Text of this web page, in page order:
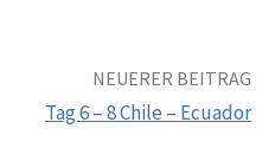
NEUERER BEITRAG
Tag 6 – 8 Chile – Ecuador